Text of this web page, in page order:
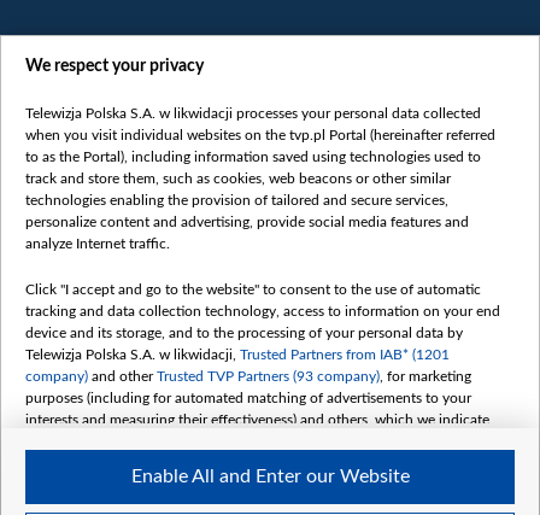
Категорії
Новини
Докладно
Погляд
Цікаво
Slawa.tv
Про нас
Контакти
Правила використання матеріалів
We respect your privacy
Telewizja Polska S.A. w likwidacji processes your personal data collected
when you visit individual websites on the tvp.pl Portal (hereinafter referred
to as the Portal), including information saved using technologies used to
track and store them, such as cookies, web beacons or other similar
technologies enabling the provision of tailored and secure services,
personalize content and advertising, provide social media features and
analyze Internet traffic.
Click "I accept and go to the website" to consent to the use of automatic
tracking and data collection technology, access to information on your end
device and its storage, and to the processing of your personal data by
Telewizja Polska S.A. w likwidacji, Trusted Partners from IAB* (1201
company) and otherTrusted TVP Partners (93 company) , for marketing
purposes (including for automated matching of advertisements to your
interests and measuring their effectiveness) and others, which we indicate
The purposes of processing your data by TVP S.A. w likwidacji are as
follows:
Enable All and Enter our Website